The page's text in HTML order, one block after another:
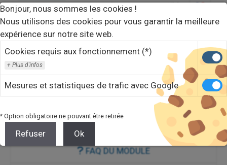
Langue compatible :
Gérez facilement les échéanciers de paiements
sur vos factures clients !
Client
VOIR DÉMO
FAQ DU MODULE
Bonjour, nous sommes les cookies !
Nous utilisons des cookies pour vous garantir la meilleure
expérience sur notre site web.
Cookies requis aux fonctionnement (*)
Plus d'infos
Mesures et statistiques de trafic avec Google
* Option obligatoire ne pouvant être retirée
Refuser Ok